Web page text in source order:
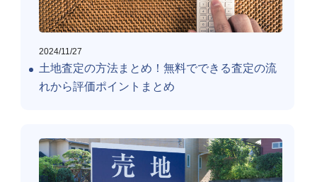
2024/11/27
土地査定の方法まとめ！無料でできる査定の流
れから評価ポイントまとめ